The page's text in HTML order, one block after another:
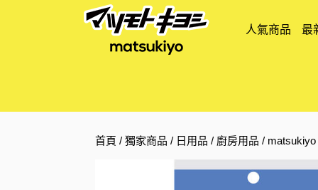
人氣商品 最
首頁 /獨家商品 / 日用品 / 廚房用品 /